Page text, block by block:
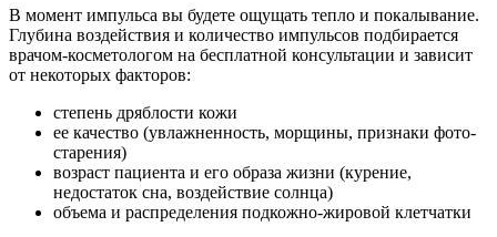
В момент импульса вы будете ощущать тепло и покалывание.
Глубина воздействия и количество импульсов подбирается
врачом-косметологом на бесплатной консультации и зависит
от некоторых факторов:
степень дряблости кожи
ее качество (увлажненность, морщины, признаки фото-
старения)
возраст пациента и его образа жизни (курение,
недостаток сна, воздействие солнца)
объема и распределения подкожно-жировой клетчатки